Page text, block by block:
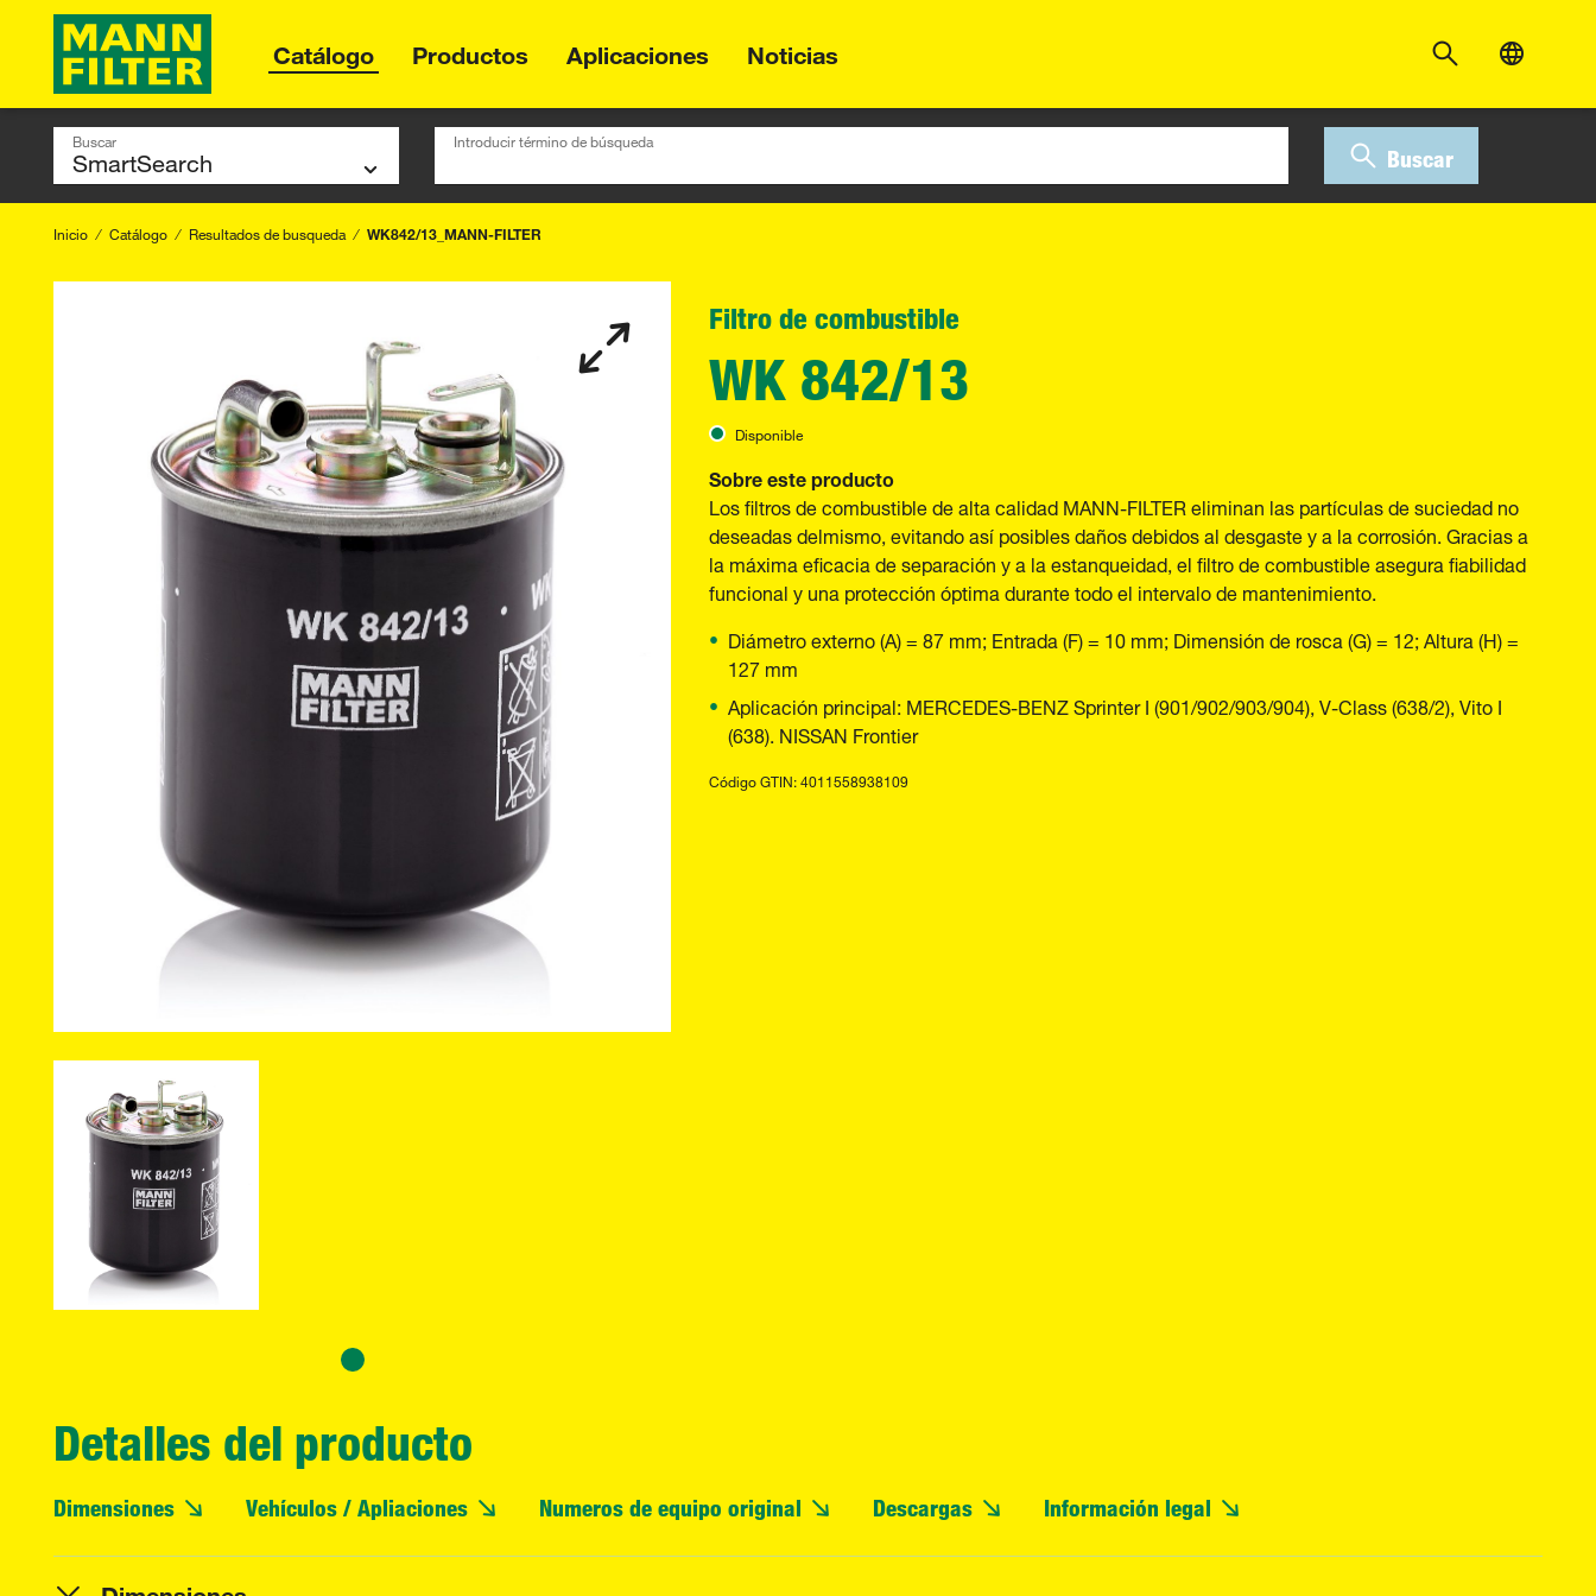
Catálogo Productos Aplicaciones Noticias
Buscar Introducir término de búsqueda
Buscar
Inicio Catálogo Resultados de busqueda WK842/13_MANN-FILTER
Filtro de combustible
WK 842/13
Disponible
Sobre este producto
Los filtros de combustible de alta calidad MANN-FILTER eliminan las partículas de suciedad no
deseadas delmismo, evitando así posibles daños debidos al desgaste y a la corrosión. Gracias a
la máxima eficacia de separación y a la estanqueidad, el filtro de combustible asegura fiabilidad
funcional y una protección óptima durante todo el intervalo de mantenimiento.
Diámetro externo (A) = 87 mm; Entrada (F) = 10 mm; Dimensión de rosca (G) = 12; Altura (H) =
127 mm
Aplicación principal: MERCEDES-BENZ Sprinter I (901/902/903/904), V-Class (638/2), Vito I
(638). NISSAN Frontier
Código GTIN: 4011558938109
Detalles del producto
Dimensiones Vehículos / Apliaciones Numeros de equipo original Descargas Información legal